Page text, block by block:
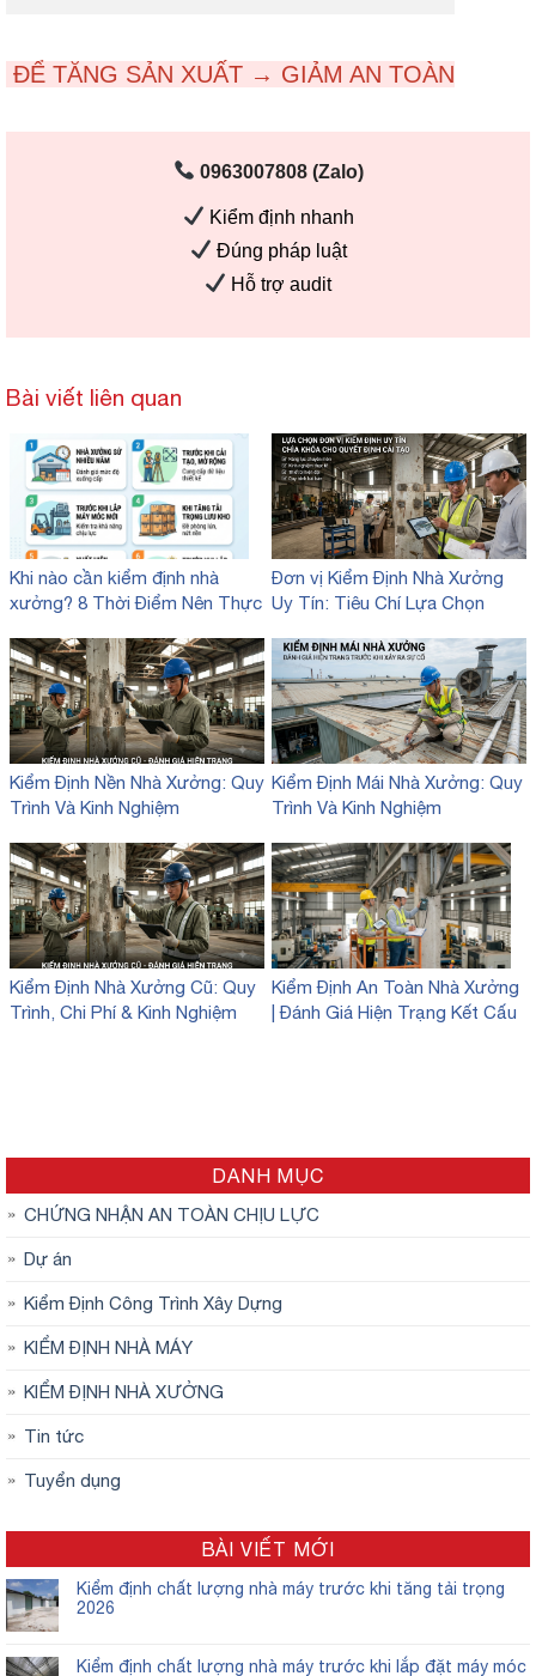
ĐỂ TĂNG SẢN XUẤT → GIẢM AN TOÀN
0963007808 (Zalo)
Kiểm định nhanh
Đúng pháp luật
Hỗ trợ audit
Bài viết liên quan
Khi nào cần kiểm định nhà
xưởng? 8 Thời Điểm Nên Thực
Đơn vị Kiểm Định Nhà Xưởng
Uy Tín: Tiêu Chí Lựa Chọn
Kiểm Định Nền Nhà Xưởng: Quy
Trình Và Kinh Nghiệm
Kiểm Định Mái Nhà Xưởng: Quy
Trình Và Kinh Nghiệm
Kiểm Định Nhà Xưởng Cũ: Quy
Trình, Chi Phí & Kinh Nghiệm
Kiểm Định An Toàn Nhà Xưởng
| Đánh Giá Hiện Trạng Kết Cấu
DANH MỤC
CHỨNG NHẬN AN TOÀN CHỊU LỰC
Dự án
Kiểm Định Công Trình Xây Dựng
KIỂM ĐỊNH NHÀ MÁY
KIỂM ĐỊNH NHÀ XƯỞNG
Tin tức
Tuyển dụng
BÀI VIẾT MỚI
Kiểm định chất lượng nhà máy trước khi tăng tải trọng
2026
Kiểm định chất lượng nhà máy trước khi lắp đặt máy móc